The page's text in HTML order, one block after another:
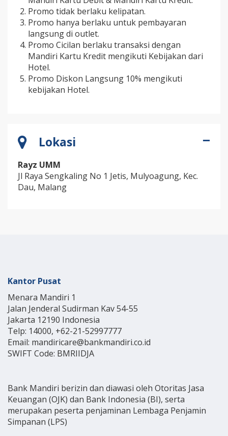
Promo tidak berlaku kelipatan.
Promo hanya berlaku untuk pembayaran
langsung di outlet.
Promo Cicilan berlaku transaksi dengan
Mandiri Kartu Kredit mengikuti Kebijakan dari
Hotel.
Promo Diskon Langsung 10% mengikuti
kebijakan Hotel.
Lokasi
Rayz UMM
Jl Raya Sengkaling No 1 Jetis, Mulyoagung, Kec.
Dau, Malang
Kantor Pusat
Menara Mandiri 1
Jalan Jenderal Sudirman Kav 54-55
Jakarta 12190 Indonesia
Telp: 14000, +62-21-52997777
Email: mandiricare@bankmandiri.co.id
SWIFT Code: BMRIIDJA
Bank Mandiri berizin dan diawasi oleh Otoritas Jasa
Keuangan (OJK) dan Bank Indonesia (BI), serta
merupakan peserta penjaminan Lembaga Penjamin
Simpanan (LPS)